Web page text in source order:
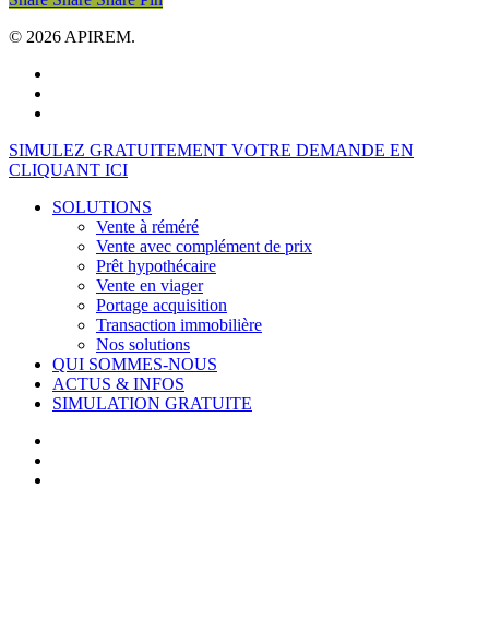
© 2026 APIREM.
Close
Menu
SIMULEZ GRATUITEMENT VOTRE DEMANDE EN
CLIQUANT ICI
SOLUTIONS
Vente à réméré
Vente avec complément de prix
Prêt hypothécaire
Vente en viager
Portage acquisition
Transaction immobilière
Nos solutions
QUI SOMMES-NOUS
ACTUS & INFOS
SIMULATION GRATUITE